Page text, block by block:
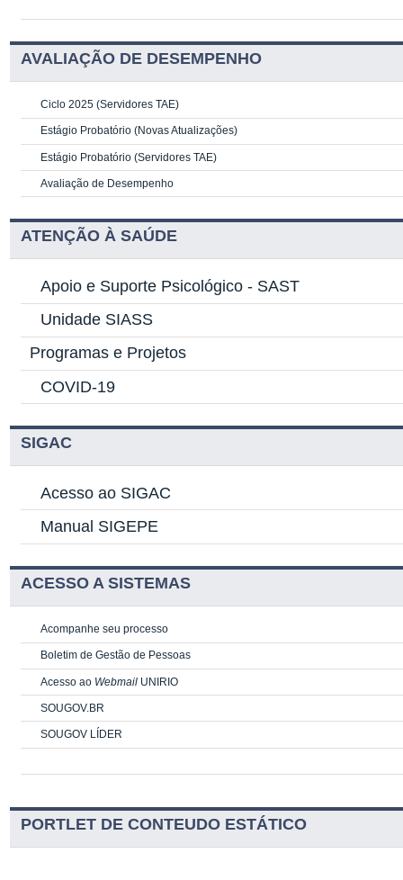
AVALIAÇÃO DE DESEMPENHO
Ciclo 2025 (Servidores TAE)
Estágio Probatório (Novas Atualizações)
Estágio Probatório (Servidores TAE)
Avaliação de Desempenho
ATENÇÃO À SAÚDE
Apoio e Suporte Psicológico - SAST
Unidade SIASS
Programas e Projetos
COVID-19
SIGAC
Acesso ao SIGAC
Manual SIGEPE
ACESSO A SISTEMAS
Acompanhe seu processo
Boletim de Gestão de Pessoas
Acesso ao Webmail UNIRIO
SOUGOV.BR
SOUGOV LÍDER
PORTLET DE CONTEUDO ESTÁTICO